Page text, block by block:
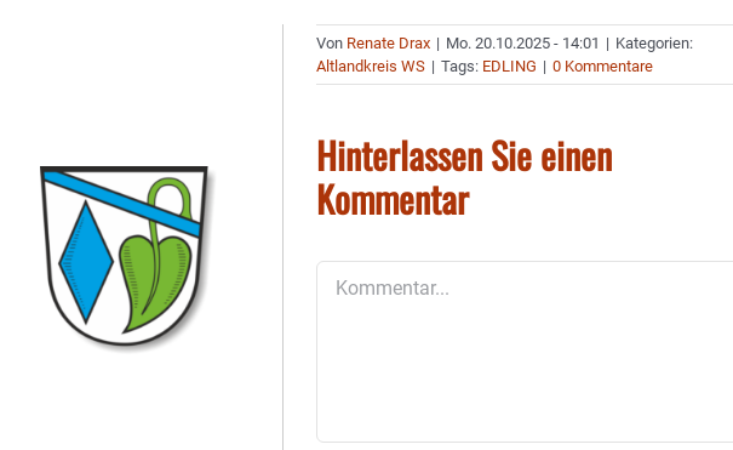
Von Renate Drax | Mo. 20.10.2025 - 14:01 | Kategorien:
Altlandkreis WS | Tags: EDLING | 0 Kommentare
Hinterlassen Sie einen
Kommentar